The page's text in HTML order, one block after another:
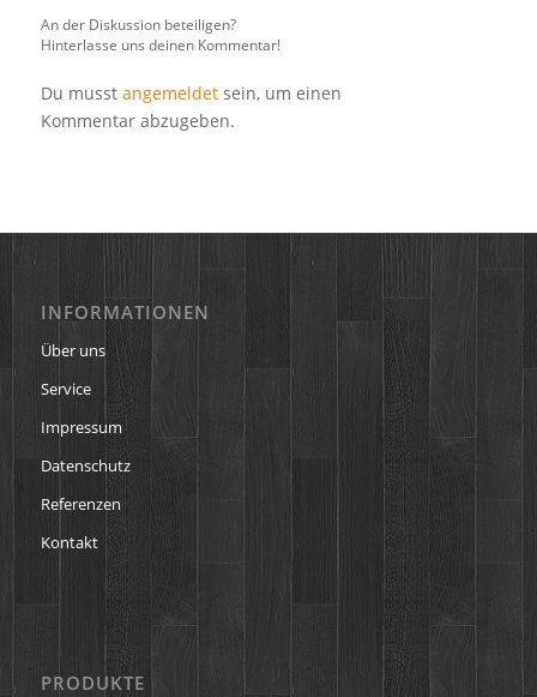
An der Diskussion beteiligen?
Hinterlasse uns deinen Kommentar!
Du musst angemeldetsein, um einen
Kommentar abzugeben.
INFORMATIONEN
Über uns
Service
Impressum
Datenschutz
Referenzen
Kontakt
PRODUKTE